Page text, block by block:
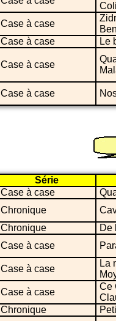
Case à case
Case à case Le
Case à case
Case à case
Série
Case à case
Chronique
Chronique
De
Case à case
Case à case
La
Case à case
Ce
Chronique